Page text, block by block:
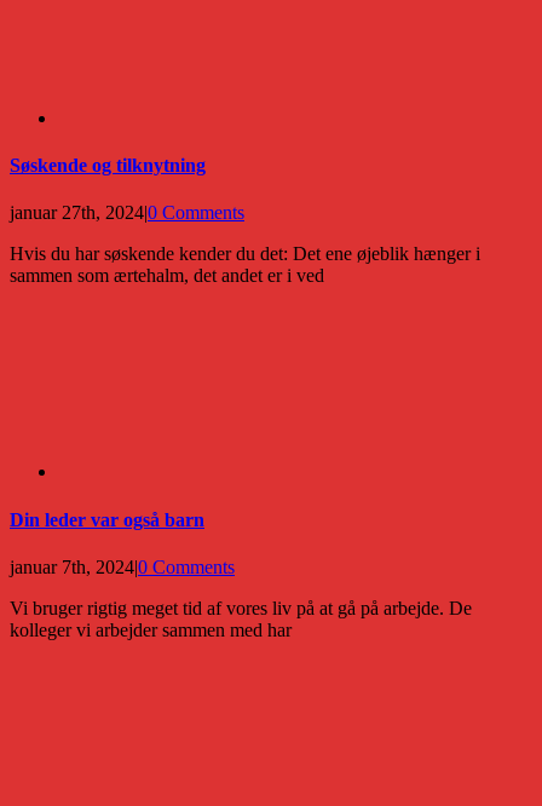
Søskende og tilknytning
januar 27th, 20240 Comments
Hvis du har søskende kender du det: Det ene øjeblik hænger i
sammen som ærtehalm, det andet er i ved
Din leder var også barn
januar 7th, 2024|0 Comments
Vi bruger rigtig meget tid af vores liv på at gå på arbejde. De
kolleger vi arbejder sammen med har